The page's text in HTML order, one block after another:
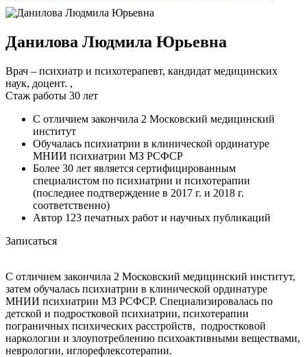
Данилова Людмила Юрьевна
Врач – психиатр и психотерапевт, кандидат медицинских
наук, доцент. ,
Стаж работы 30 лет
С отличием закончила 2 Московский медицинский
институт
Обучалась психиатрии в клинической ординатуре
МНИИ психиатрии МЗ РСФСР
Более 30 лет является сертифицированным
специалистом по психиатрии и психотерапии
(последнее подтверждение в 2017 г. и 2018 г.
соответственно)
Автор 123 печатных работ и научных публикаций
Записаться
С отличием закончила 2 Московский медицинский институт,
затем обучалась психиатрии в клинической ординатуре
МНИИ психиатрии МЗ РСФСР. Специализировалась по
детской и подростковой психиатрии, психотерапии
пограничных психических расстройств, подростковой
наркологии и злоупотреблению психоактивными веществами,
неврологии, иглорефлексотерапии.